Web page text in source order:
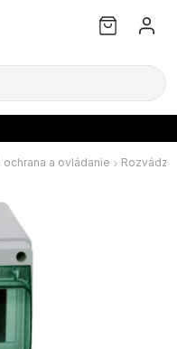
ochrana a ovládanie